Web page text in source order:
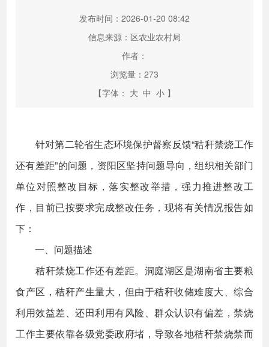
发布时间：2026-01-20 08:42
信息来源：区农业农村局
作者：
浏览量： 273
【字体： 大 中 小 】
针对第二轮省生态环境保护督察反馈“秸秆禁烧工作
还有差距”的问题，资阳区坚持问题导向，组织相关部门
单位对照整改目标，落实整改举措，强力推进整改工
作，目前已按要求完成整改任务，现将有关情况报告如
下：
一、问题描述
秸秆禁烧工作还有差距。洞庭湖区是湖南省主要粮
食产区，秸秆产生量大，但由于秸秆收储难度大、综合
利用效益差、还田利用有风险、群众认识有偏差，禁烧
工作主要依靠各级党委政府堵，导致各地秸秆禁烧禁而